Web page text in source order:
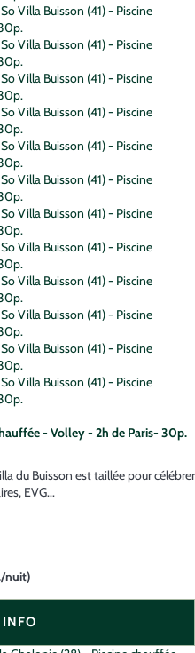
- Volley - 2h de Paris- 30p.
du Buisson est taillée pour célébrer
EVG...
nuit)
INFO